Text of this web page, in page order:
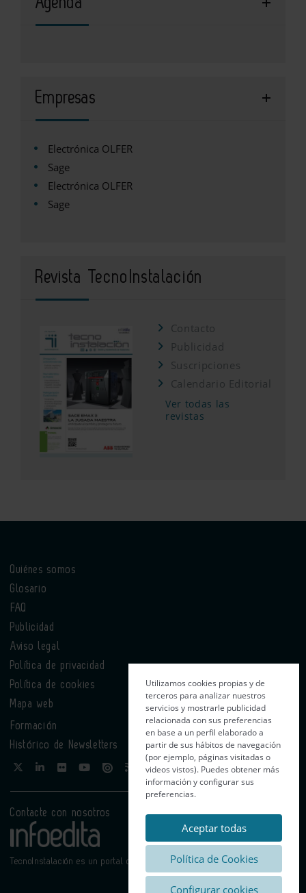
Empresas
Electrónica OLFER
Sage
Electrónica OLFER
Sage
Revista TecnoInstalación
Contacto
Publicidad
Suscripciones
Calendario Editorial
Ver todas las
revistas
Quiénes somos
Glosario
FAQ
Publicidad
Aviso legal
Política de privacidad
Política de cookies
Mapa web
Formación
Histórico de Newsletters
Contacte con nosotros
TecnoInstalación es un portal de Infoedita
Utilizamos cookies propias y de
terceros para analizar nuestros
servicios y mostrarle publicidad
relacionada con sus preferencias
en base a un perfil elaborado a
partir de sus hábitos de navegación
(por ejemplo, páginas visitadas o
videos vistos). Puedes obtener más
información y configurar sus
preferencias.
Aceptar todas
Política de Cookies
Configurar cookies